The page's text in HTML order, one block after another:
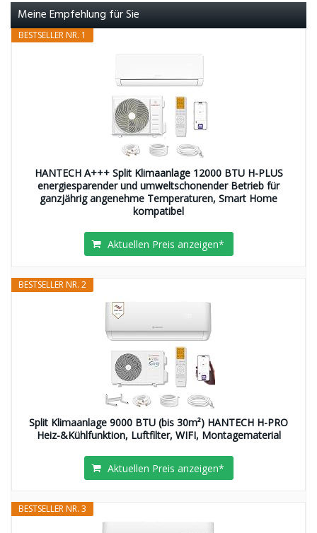
Meine Empfehlung für Sie
BESTSELLER NR. 1
HANTECH A+++ Split Klimaanlage 12000 BTU H-PLUS
energiesparender und umweltschonender Betrieb für
ganzjährig angenehme Temperaturen, Smart Home
kompatibel
Aktuellen Preis anzeigen*
BESTSELLER NR. 2
Split Klimaanlage 9000 BTU (bis 30m²) HANTECH H-PRO
Heiz-&Kühlfunktion, Luftfilter, WIFI, Montagematerial
Aktuellen Preis anzeigen*
BESTSELLER NR. 3